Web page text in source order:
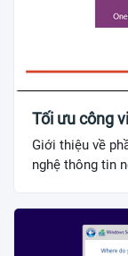
Tối ưu công
Giới thiệu về
nghệ thông tin